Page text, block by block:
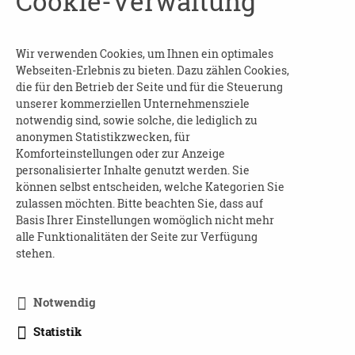
Gesprächsrunde zum Erfahrungsaustausch.
Beginn und Dauer: am 25.09.2025 von 15:00 bis
16:30 Uhr
Wo: in der Begegnungsstätte Einsiedel
Chemnitz - Heim gemeinnützige GmbH
Kosten: frei
Anmeldung ist nicht erforderlich
Auskünfte:
Frau Steffi Barthold
Wir verwenden Cookies, um Ihnen ein optimales
Webseiten-Erlebnis zu bieten. Dazu zählen Cookies,
die für den Betrieb der Seite und für die Steuerung
unserer kommerziellen Unternehmensziele
notwendig sind, sowie solche, die lediglich zu
anonymen Statistikzwecken, für
Komforteinstellungen oder zur Anzeige
personalisierter Inhalte genutzt werden. Sie
können selbst entscheiden, welche Kategorien Sie
zulassen möchten. Bitte beachten Sie, dass auf
Basis Ihrer Einstellungen womöglich nicht mehr
alle Funktionalitäten der Seite zur Verfügung
stehen.
Notwendig
Statistik